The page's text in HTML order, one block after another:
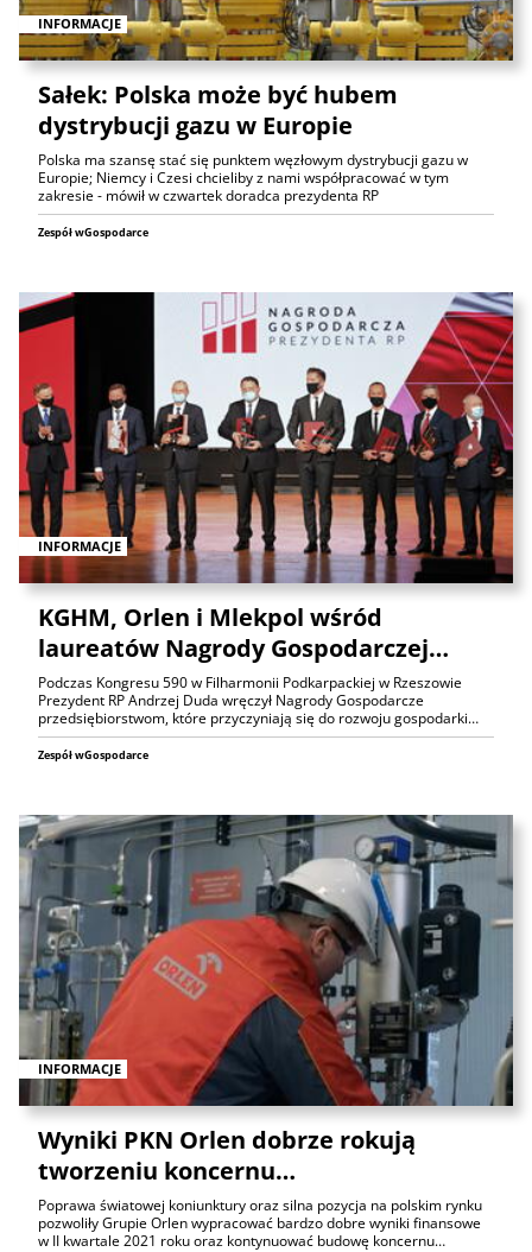
INFORMACJE
Sałek: Polska może być hubem
dystrybucji gazu w Europie
Polska ma szansę stać się punktem węzłowym dystrybucji gazu w
Europie; Niemcy i Czesi chcieliby z nami współpracować w tym
zakresie - mówił w czwartek doradca prezydenta RP
Zespół wGospodarce
INFORMACJE
KGHM, Orlen i Mlekpol wśród
laureatów Nagrody Gospodarczej…
Podczas Kongresu 590 w Filharmonii Podkarpackiej w Rzeszowie
Prezydent RP Andrzej Duda wręczył Nagrody Gospodarcze
przedsiębiorstwom, które przyczyniają się do rozwoju gospodarki…
Zespół wGospodarce
INFORMACJE
Wyniki PKN Orlen dobrze rokują
tworzeniu koncernu…
Poprawa światowej koniunktury oraz silna pozycja na polskim rynku
pozwoliły Grupie Orlen wypracować bardzo dobre wyniki finansowe
w II kwartale 2021 roku oraz kontynuować budowę koncernu…